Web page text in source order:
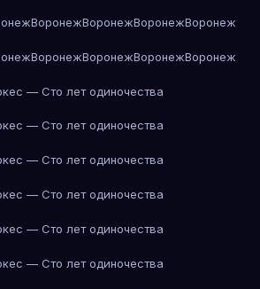
ВоронежВоронежВоронежВоронеж
ВоронежВоронежВоронежВоронеж
— Сто лет одиночества
— Сто лет одиночества
— Сто лет одиночества
— Сто лет одиночества
— Сто лет одиночества
— Сто лет одиночества